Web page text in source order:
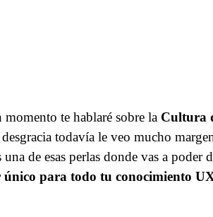
momento te hablaré sobre la Cultura
todavía le veo mucho
de esas perlas donde vas a poder
único para todo tu conocimiento